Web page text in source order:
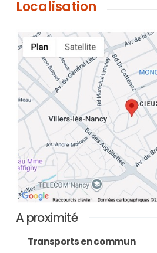
Localisation
A proximité
Transports en commun